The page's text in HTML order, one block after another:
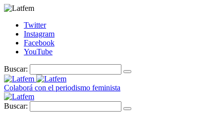
Twitter
Instagram
Facebook
YouTube
Buscar:
Colaborá con el periodismo feminista
Buscar: